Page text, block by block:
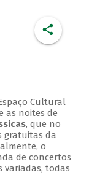
Cultural
as noites de
, que no
gratuitas da
o
de concertos
variadas, todas